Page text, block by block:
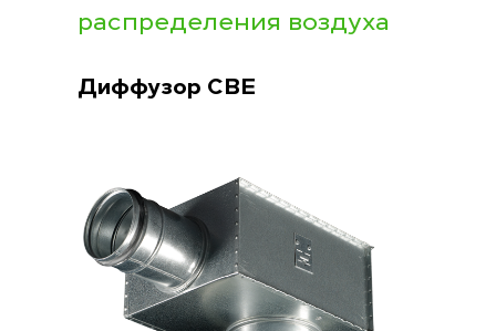
распределения воздуха
Диффузор CBE